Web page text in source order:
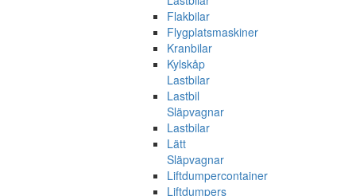
Flakbilar
Flygplatsmaskiner
Kranbilar
Kylskåp
Lastbilar
Lastbil
Släpvagnar
Lastbilar
Lätt
Släpvagnar
Liftdumpercontainer
Liftdumpers